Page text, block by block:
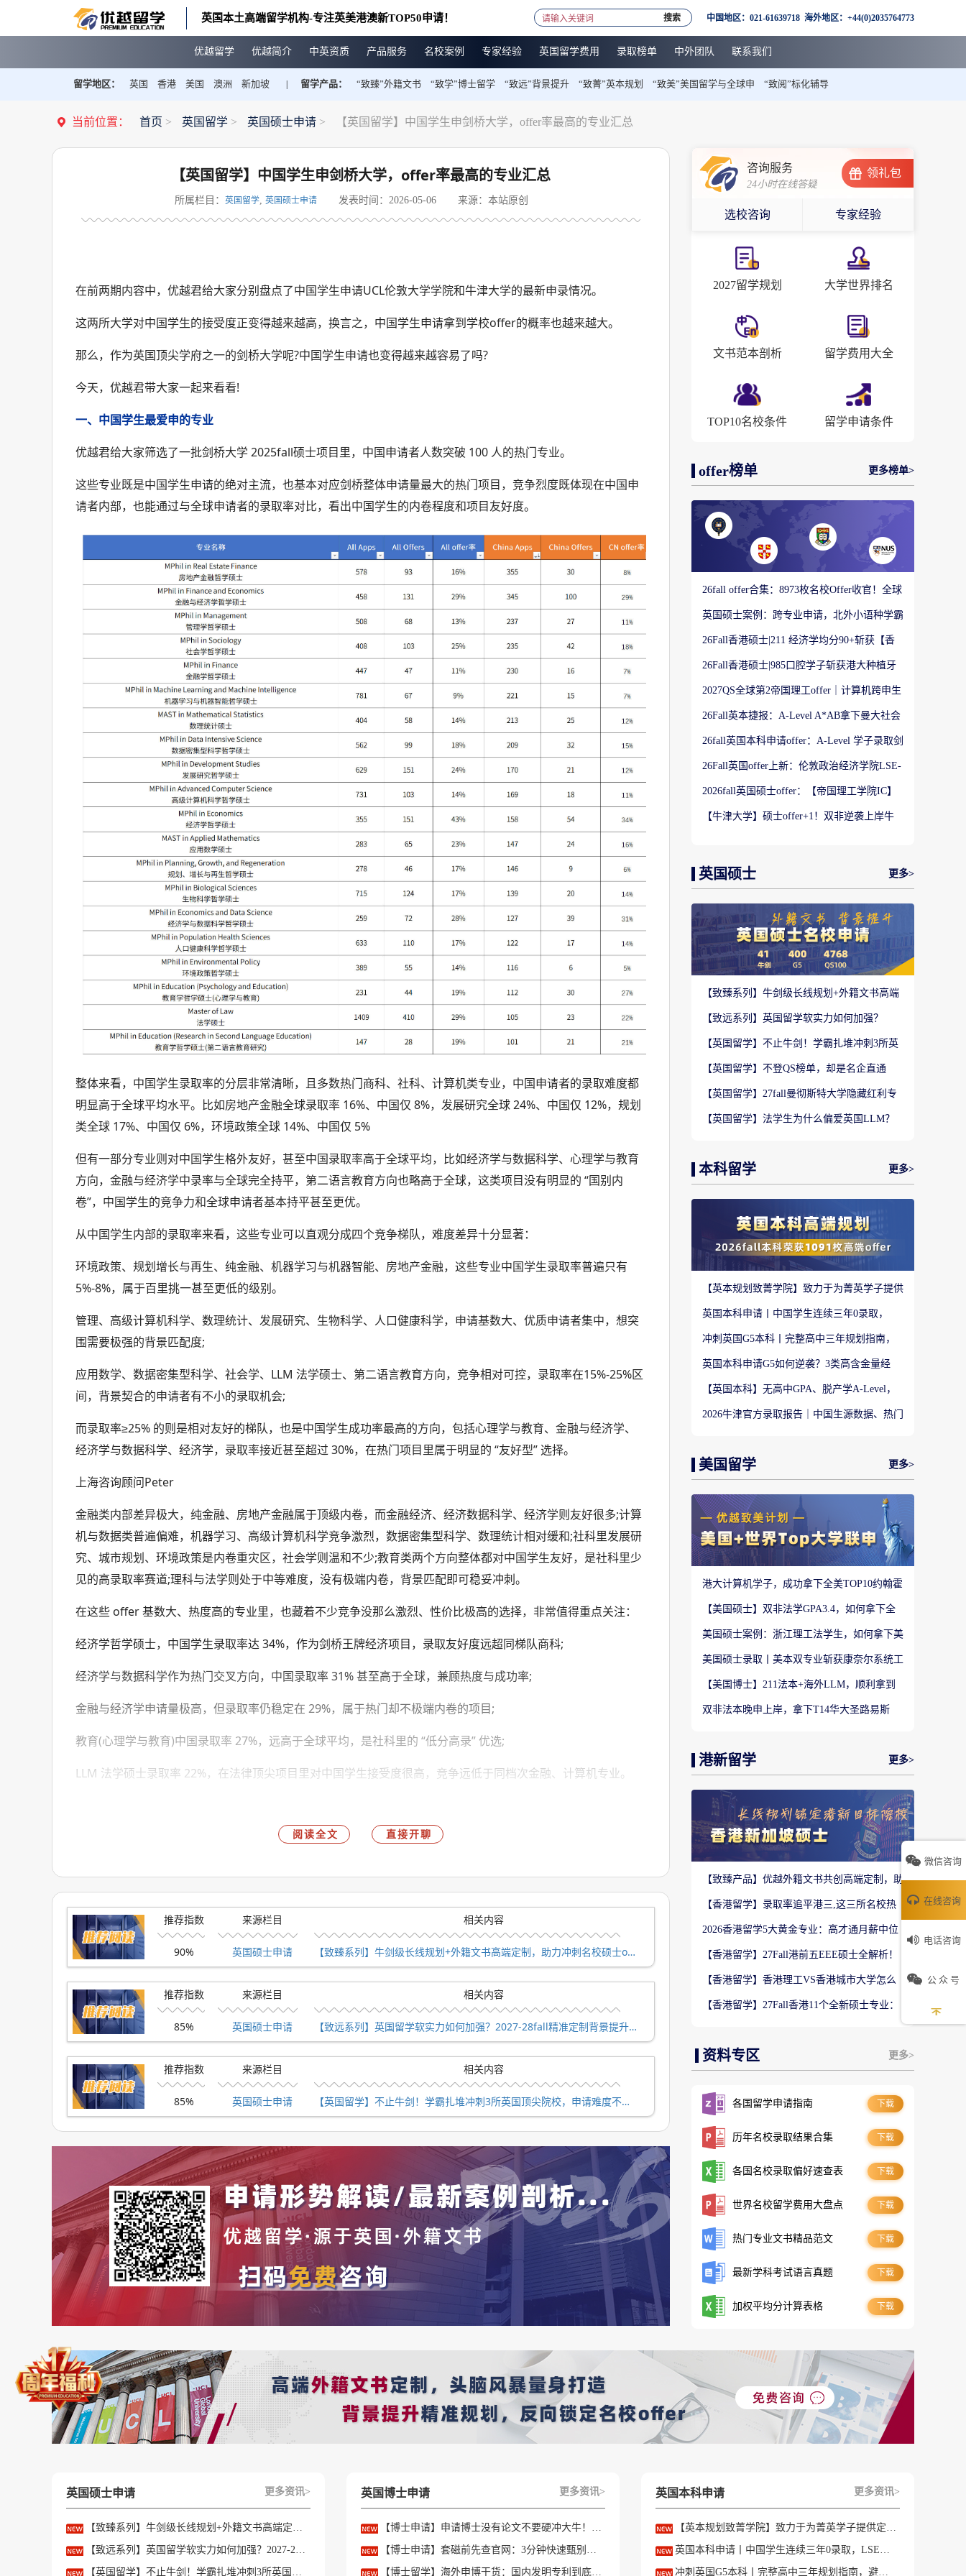
英国本土高端留学机构-专注英美港澳新TOP50申请！ 中国地区：021-61639718 海外地区：+44(0)2035764773
搜索
优越留学 优越简介 中英资质 产品服务 名校案例 专家经验 英国留学费用 录取榜单 中外团队 联系我们
留学地区： 英国 香港 美国 澳洲 新加坡 留学产品： “致臻”外籍文书 “致学”博士留学 “致远”背景提升 “致菁”英本规划 “致美”美国留学与全球申 “致阅”标化辅导
当前位置： 首页 > 英国留学 > 英国硕士申请 > 【英国留学】中国学生申剑桥大学，offer率最高的专业汇总
【英国留学】中国学生申剑桥大学，offer率最高的专业汇总
所属栏目： 英国留学, 英国硕士申请 发表时间：2026-05-06 来源：本站原创
在前两期内容中，优越君给大家分别盘点了中国学生申请UCL伦敦大学学院和牛津大学的最新申录情况。
这两所大学对中国学生的接受度正变得越来越高，换言之，中国学生申请拿到学校offer的概率也越来越大。
那么，作为英国顶尖学府之一的剑桥大学呢?中国学生申请也变得越来越容易了吗?
今天，优越君带大家一起来看看!
一、中国学生最爱申的专业
优越君给大家筛选了一批剑桥大学 2025fall硕士项目里，中国申请者人数突破 100 人的热门专业。
这些专业既是中国学生申请的绝对主流，也基本对应剑桥整体申请量最大的热门项目，竞争烈度既体现在中国申
请者内部，也能通过与全球申请者的录取率对比，看出中国学生的内卷程度和项目友好度。
整体来看，中国学生录取率的分层非常清晰，且多数热门商科、社科、计算机类专业，中国申请者的录取难度都
明显高于全球平均水平。比如房地产金融全球录取率 16%、中国仅 8%，发展研究全球 24%、中国仅 12%，规划
类全球 17%、中国仅 6%，环境政策全球 14%、中国仅 5%
但有一部分专业则对中国学生格外友好，甚至中国录取率高于全球平均，比如经济学与数据科学、心理学与教育
方向，金融与经济学中录率与全球完全持平，第二语言教育方向也略高于全球，这类项目没有明显的 “国别内
卷”，中国学生的竞争力和全球申请者基本持平甚至更优。
从中国学生内部的录取率来看，这些专业可以直观分成四个竞争梯队，难度差异十分显著：
环境政策、规划增长与再生、纯金融、机器学习与机器智能、房地产金融，这些专业中国学生录取率普遍只有
5%-8%，属于百里挑一甚至更低的级别。
管理、高级计算机科学、数理统计、发展研究、生物科学、人口健康科学，申请基数大、优质申请者集中，想突
围需要极强的背景匹配度;
应用数学、数据密集型科学、社会学、LLM 法学硕士、第二语言教育方向，竞争相对可控，录取率在15%-25%区
间，背景契合的申请者有不小的录取机会;
而录取率≥25% 的则是相对友好的梯队，也是中国学生成功率最高的方向，包括心理学与教育、金融与经济学、
经济学与数据科学、经济学，录取率接近甚至超过 30%，在热门项目里属于明显的 “友好型” 选择。
上海咨询顾问Peter
金融类内部差异极大，纯金融、房地产金融属于顶级内卷，而金融经济、经济数据科学、经济学则友好很多;计算
机与数据类普遍偏难，机器学习、高级计算机科学竞争激烈，数据密集型科学、数理统计相对缓和;社科里发展研
究、城市规划、环境政策是内卷重灾区，社会学则温和不少;教育类两个方向整体都对中国学生友好，是社科里少
见的高录取率赛道;理科与法学则处于中等难度，没有极端内卷，背景匹配即可稳妥冲刺。
在这些 offer 基数大、热度高的专业里，也藏着不少竞争没那么激烈、性价比极高的选择，非常值得重点关注：
经济学哲学硕士，中国学生录取率达 34%，作为剑桥王牌经济项目，录取友好度远超同梯队商科;
经济学与数据科学作为热门交叉方向，中国录取率 31% 甚至高于全球，兼顾热度与成功率;
金融与经济学申请量极高，但录取率仍稳定在 29%，属于热门却不极端内卷的项目;
教育(心理学与教育)中国录取率 27%，远高于全球平均，是社科里的 “低分高录” 优选;
LLM 法学硕士录取率 22%，在法律顶尖项目里对中国学生接受度很高，竞争远低于同档次金融、计算机专业。
要说给中国学生发 offer 最多的，那必须是金融与经济学哲学硕士，直接发了 100 个 offer!
这个专业申请量也很大，中国申请者有 345 人，是所有专业里申请人数最多的之一，但热度高归高，录取率能稳
定在近 30%，和全球录取率完全持平。属于 “热门但不极端内卷” 的项目，背景匹配(经济、金融、数学相关)的申
但同样是 offer 多，有些专业就没这么友好了，属于典型的 “卷王集中营”。比如房地产金融硕士，offer 数量有30
个，可申请人数高达355，录取率只有 8%。
同样情况的还有管理学硕士，offer 数量 27，录取率也只有11%;数理统计硕士，offer 数量25，录取率 12%;数据
密集型科学硕士，offer 数32 个，录取率 15%。
这些专业的特点是，虽然offer 数量不少，但申请基数大、优质申请者扎堆，竞争都非常激烈。
三、哪些专业竞争没那么激烈?
最值得关注的，其实是那些 “offer 多且竞争温和” 的宝藏专业，优越君给大家筛选了一波 offer数量在30左右，且
阅读全文 直接开聊
推荐指数
90%
来源栏目
英国硕士申请
相关内容
【致臻系列】牛剑级长线规划+外籍文书高端定制，助力冲刺名校硕士offer！
推荐指数
85%
来源栏目
英国硕士申请
相关内容
【致远系列】英国留学软实力如何加强？2027-28fall精准定制背景提升！
推荐指数
85%
来源栏目
英国硕士申请
相关内容
【英国留学】不止牛剑！学霸扎堆冲刺3所英国顶尖院校，申请难度不输牛津剑桥
咨询服务
24小时在线答疑
选校咨询 专家经验
领礼包
2027留学规划 大学世界排名
文书范本剖析 留学费用大全
TOP10名校条件 留学申请条件
offer榜单 更多榜单>
26fall offer合集：8973枚名校Offer收官！全球
英国硕士案例：跨专业申请，北外小语种学霸
26Fall香港硕士|211 经济学均分90+斩获【香
26Fall香港硕士|985口腔学子斩获港大种植牙
2027QS全球第2帝国理工offer｜计算机跨申生
26Fall英本捷报：A-Level A*AB拿下曼大社会
26fall英国本科申请offer：A-Level 学子录取剑
26Fall英国offer上新：伦敦政治经济学院LSE-
2026fall英国硕士offer：【帝国理工学院IC】
【牛津大学】硕士offer+1！双非逆袭上岸牛
英国硕士 更多>
【致臻系列】牛剑级长线规划+外籍文书高端
【致远系列】英国留学软实力如何加强？
【英国留学】不止牛剑！学霸扎堆冲刺3所英
【英国留学】不登QS榜单，却是名企直通
【英国留学】27fall曼彻斯特大学隐藏红利专
【英国留学】法学生为什么偏爱英国LLM？
本科留学 更多>
【英本规划致菁学院】致力于为菁英学子提供
英国本科申请丨中国学生连续三年0录取，
冲刺英国G5本科丨完整高中三年规划指南，
英国本科申请G5如何逆袭？3类高含金量经
【英国本科】无高中GPA、脱产学A-Level，
2026牛津官方录取报告｜中国生源数据、热门
美国留学 更多>
港大计算机学子，成功拿下全美TOP10约翰霍
【美国硕士】双非法学GPA3.4，如何拿下全
美国硕士案例：浙江理工法学生，如何拿下美
美国硕士录取丨美本双专业斩获康奈尔系统工
【美国博士】211法本+海外LLM，顺利拿到
双非法本晚申上岸，拿下T14华大圣路易斯
港新留学 更多>
【致臻产品】优越外籍文书共创高端定制，助
【香港留学】录取率追平港三,这三所名校热
2026香港留学5大黄金专业：高才通月薪中位
【香港留学】27Fall港前五EEE硕士全解析！
【香港留学】香港理工VS香港城市大学怎么
【香港留学】27Fall香港11个全新硕士专业：
资料专区 更多>
各国留学申请指南 下载
历年名校录取结果合集 下载
各国名校录取偏好速查表 下载
世界名校留学费用大盘点 下载
热门专业文书精品范文 下载
最新学科考试语言真题 下载
加权平均分计算表格 下载
英国硕士申请 更多资讯>
【致臻系列】牛剑级长线规划+外籍文书高端定制，助力冲刺名校硕士offer！
【致远系列】英国留学软实力如何加强？2027-28fall精准定制背景提升！
【英国留学】不止牛剑！学霸扎堆冲刺3所英国顶尖院校，申请难度不输牛津剑桥
英国博士申请 更多资讯>
【博士申请】申请博士没有论文不要硬冲大牛！学会精准筛选导师
【博士申请】套磁前先查官网：3分钟快速甄别只收985/高绩点的内卷课题组
【博士留学】海外申博干货：国内发明专利到底能不能加分？含金量一文讲透
英国本科申请 更多资讯>
【英本规划致菁学院】致力于为菁英学子提供定制式升学规划服务！
英国本科申请丨中国学生连续三年0录取，LSE这些专业为什么难申？
冲刺英国G5本科丨完整高中三年规划指南，避开 90% 申请者踩过的坑
微信咨询
在线咨询
电话咨询
公 众 号